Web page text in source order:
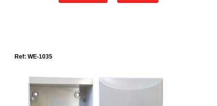
Ref: WE-1035